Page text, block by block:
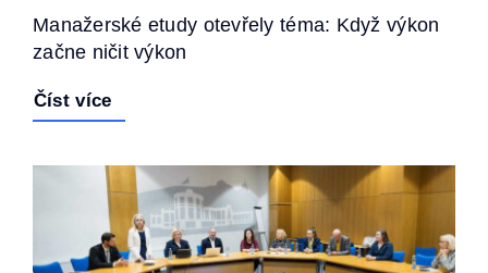
Manažerské etudy otevřely téma: Když výkon
začne ničit výkon
Číst více